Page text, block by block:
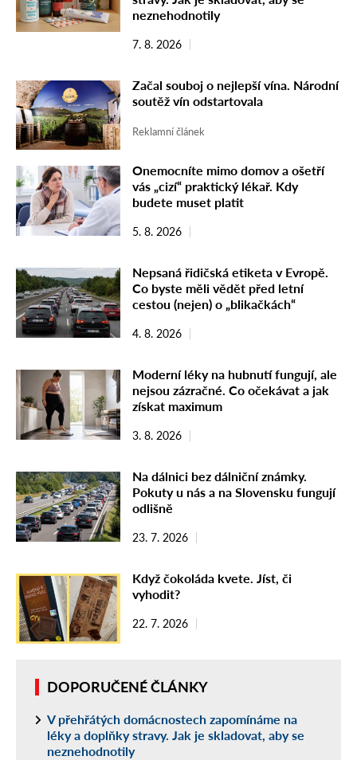
neznehodnotily
7. 8. 2026
Začal souboj o nejlepší vína. Národní
soutěž vín odstartovala
Reklamní článek
Onemocníte mimo domov a ošetří
vás „cizí“ praktický lékař. Kdy
budete muset platit
5. 8. 2026
Nepsaná řidičská etiketa v Evropě.
Co byste měli vědět před letní
cestou (nejen) o „blikačkách“
4. 8. 2026
Moderní léky na hubnutí fungují, ale
nejsou zázračné. Co očekávat a jak
získat maximum
3. 8. 2026
Na dálnici bez dálniční známky.
Pokuty u nás a na Slovensku fungují
odlišně
23. 7. 2026
Když čokoláda kvete. Jíst, či
vyhodit?
22. 7. 2026
DOPORUČENÉ ČLÁNKY
V přehřátých domácnostech zapomínáme na
léky a doplňky stravy. Jak je skladovat, aby se
neznehodnotily